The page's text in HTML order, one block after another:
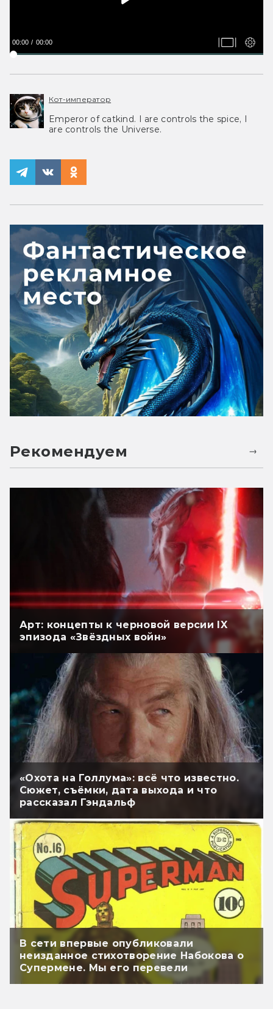
00:00 00:00
Кот-император
Emperor of catkind. I are controls the spice, I
are controls the Universe.
Рекомендуем
Арт: концепты к черновой версии IX
эпизода «Звёздных войн»
«Охота на Голлума»: всё что известно.
Сюжет, съёмки, дата выхода и что
рассказал Гэндальф
В сети впервые опубликовали
неизданное стихотворение Набокова о
Супермене. Мы его перевели